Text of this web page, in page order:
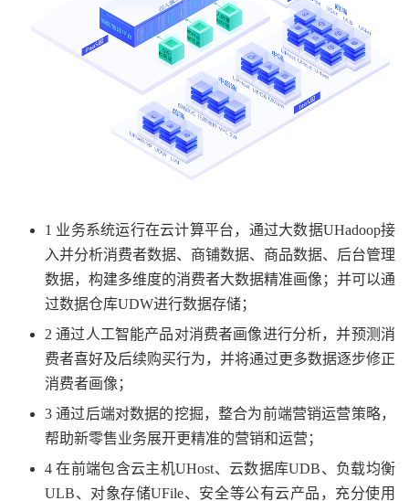
1 业务系统运行在云计算平台，通过大数据UHadoop接
入并分析消费者数据、商铺数据、商品数据、后台管理
数据，构建多维度的消费者大数据精准画像；并可以通
过数据仓库UDW进行数据存储；
2 通过人工智能产品对消费者画像进行分析，并预测消
费者喜好及后续购买行为，并将通过更多数据逐步修正
消费者画像；
3 通过后端对数据的挖掘，整合为前端营销运营策略，
帮助新零售业务展开更精准的营销和运营；
4 在前端包含云主机UHost、云数据库UDB、负载均衡
ULB、对象存储UFile、安全等公有云产品，充分使用